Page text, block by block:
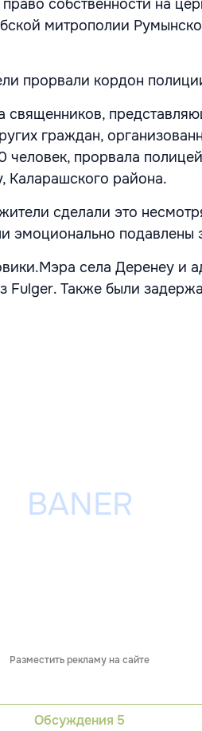
собственности на
митрополии
прорвали кордон
священников,
граждан,
человек, прорвала
Каларашского района.
сделали это
эмоционально подавлены
села Деренеу и
Fulger. Также были
Разместить рекламу на сайте
Обсуждения 5